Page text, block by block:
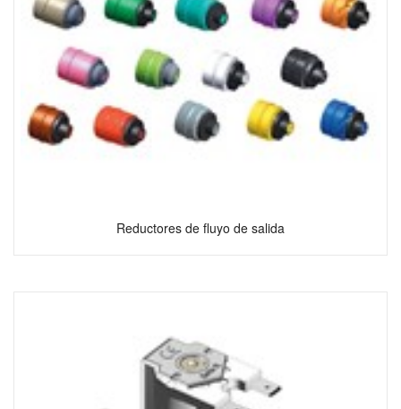
Reductores de fluyo de salida